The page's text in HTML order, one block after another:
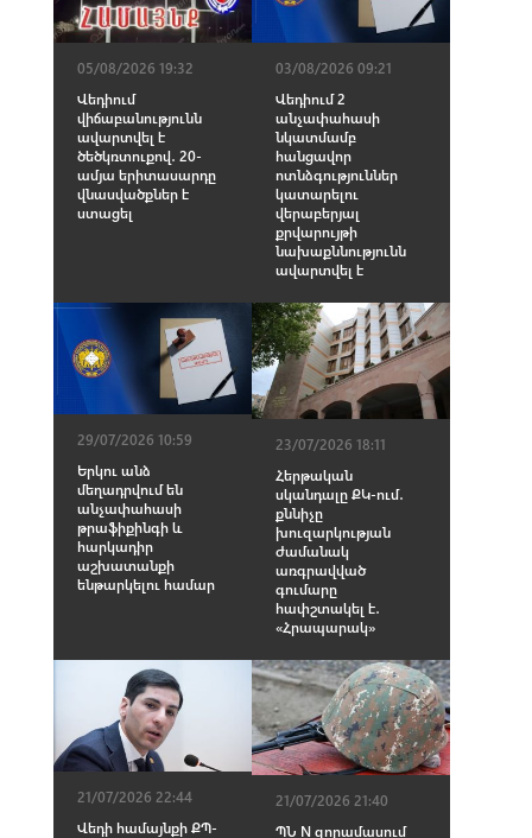
05/08/2026 19:32
Վեդիում
վիճաբանությունն
ավարտվել է
ծեծկռտուքով․ 20-
ամյա երիտասարդը
վնասվածքներ է
ստացել
03/08/2026 09:21
Վեդիում 2
անչափահասի
նկատմամբ
հանցավոր
ոտնձգություններ
կատարելու
վերաբերյալ
քրվարույթի
նախաքննությունն
ավարտվել է
29/07/2026 10:59
Երկու անձ
մեղադրվում են
անչափահասի
թրաֆիքինգի և
հարկադիր
աշխատանքի
ենթարկելու համար
23/07/2026 18:11
Հերթական
սկանդալը ՔԿ-ում․
քննիչը
խուզարկության
ժամանակ
առգրավված
գումարը
հափշտակել է․
«Հրապարակ»
21/07/2026 22:44
Վեդի համայնքի ՔՊ-
21/07/2026 21:40
ՊՆ N զորամասում